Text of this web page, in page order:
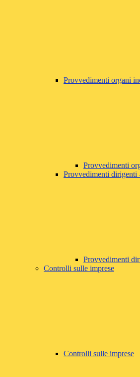
Provvedimenti organi
Provvedimenti
Provvedimenti dirigenti
Provvedimenti
Controlli sulle imprese
Controlli sulle imprese